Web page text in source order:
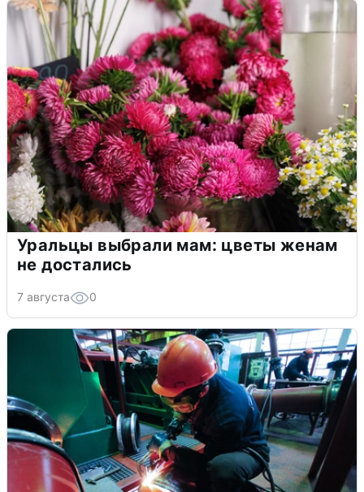
Уральцы выбрали мам: цветы женам
не достались
7 августа 0